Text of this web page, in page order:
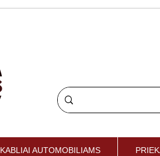
KABLIAI AUTOMOBILIAMS